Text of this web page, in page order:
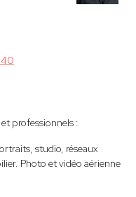
professionnels :
studio, réseaux
Photo et vidéo aérienne